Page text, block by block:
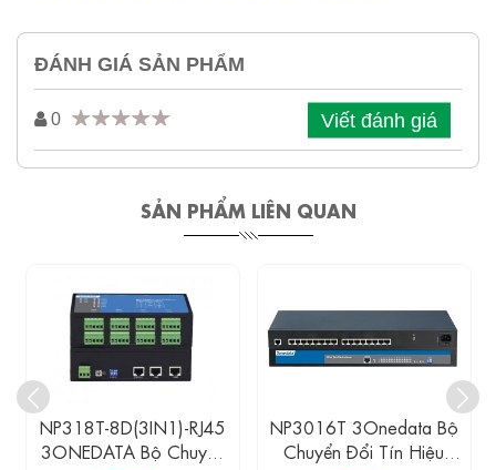
ĐÁNH GIÁ SẢN PHẨM
0 Viết đánh giá
SẢN PHẨM LIÊN QUAN
NP318T-8D(3IN1)-RJ45
3ONEDATA Bộ Chuyển
NP3016T 3Onedata Bộ
Chuyển Đổi Tín Hiệu